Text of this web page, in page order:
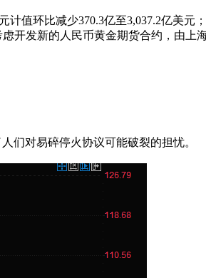
值环比减少370.3亿至3,037.2亿美
开发新的人民币黄金期货合约，由上
们对易碎停火协议可能破裂的担忧。